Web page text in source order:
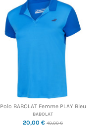
Polo BABOLAT Femme PLAY Bleu
BABOLAT
20,00 € 40,00 €